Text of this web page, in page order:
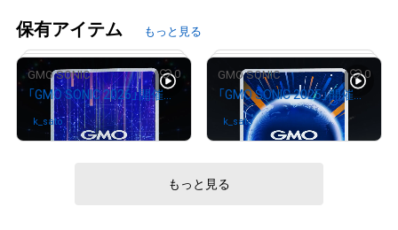
保有アイテム もっと見る
GMO SONIC 0
「GMO SONIC 2026」開催記念NFT
k_satoさんが保有中
GMO SONIC 0
「GMO SONIC 2025」開催記念NFT
k_satoさんが保有中
もっと見る